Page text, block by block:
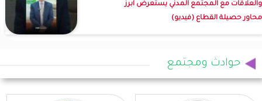
والعلاقات مع المجتمع المدني يستعرض ابرز
محاور حصيلة القطاع (فيديو)
حوادث ومجتمع